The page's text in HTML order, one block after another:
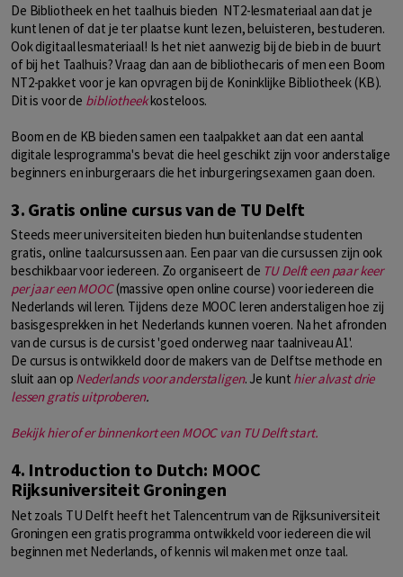
De Bibliotheek en het taalhuis bieden NT2-lesmateriaal aan dat je
kunt lenen of dat je ter plaatse kunt lezen, beluisteren, bestuderen.
Ook digitaal lesmateriaal! Is het niet aanwezig bij de bieb in de buurt
of bij het Taalhuis? Vraag dan aan de bibliothecaris of men een Boom
NT2-pakket voor je kan opvragen bij de Koninklijke Bibliotheek (KB).
Dit is voor de bibliotheekkosteloos.
Boom en de KB bieden samen een taalpakket aan dat een aantal
digitale lesprogramma's bevat die heel geschikt zijn voor anderstalige
beginners en inburgeraars die het inburgeringsexamen gaan doen.
3. Gratis online cursus van de TU Delft
Steeds meer universiteiten bieden hun buitenlandse studenten
gratis, online taalcursussen aan. Een paar van die cursussen zijn ook
beschikbaar voor iedereen. Zo organiseert de TU Delft een paar keer
per jaar een MOOC(massive open online course) voor iedereen die
Nederlands wil leren. Tijdens deze MOOC leren anderstaligen hoe zij
basisgesprekken in het Nederlands kunnen voeren. Na het afronden
van de cursus is de cursist 'goed onderweg naar taalniveau A1'.
De cursus is ontwikkeld door de makers van de Delftse methode en
sluit aan op Nederlands voor anderstaligen. Je kunt hier alvast drie
lessen gratis uitproberen.
Bekijk hier of er binnenkort een MOOC van TU Delft start.
4. Introduction to Dutch: MOOC
Rijksuniversiteit Groningen
Net zoals TU Delft heeft het Talencentrum van de Rijksuniversiteit
Groningen een gratis programma ontwikkeld voor iedereen die wil
beginnen met Nederlands, of kennis wil maken met onze taal.